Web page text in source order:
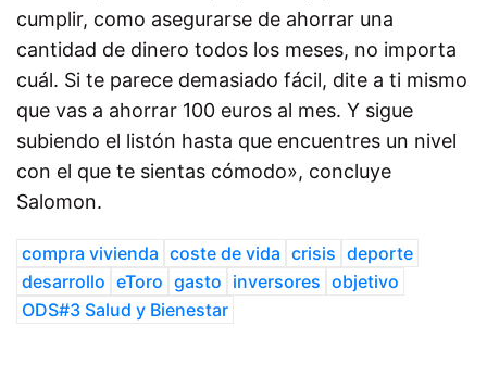
cumplir, como asegurarse de ahorrar una
cantidad de dinero todos los meses, no importa
cuál. Si te parece demasiado fácil, dite a ti mismo
que vas a ahorrar 100 euros al mes. Y sigue
subiendo el listón hasta que encuentres un nivel
con el que te sientas cómodo», concluye
Salomon.
compra vivienda coste de vida crisis deporte
desarrollo eToro gasto inversores objetivo
ODS#3 Salud y Bienestar